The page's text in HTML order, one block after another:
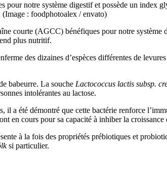
notre système digestif et possède un index
: foodphotoalex / envato)
courte (AGCC) bénéfiques pour notre
plus nutritif.
des dizaines d’espèces différentes de
babeurre. La souche Lactococcus lactis subsp.
intolérantes au lactose.
a été démontré que cette bactérie renforce
en cours pour sa capacité à inhiber la croissance
à la fois des propriétés prébiotiques et
si particulier.